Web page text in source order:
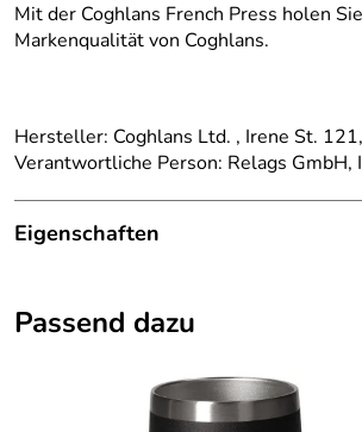
Mit der Coghlans French Press holen
Markenqualität von Coghlans.
Hersteller: Coghlans Ltd. , Irene St.
Verantwortliche Person: Relags
Eigenschaften
Gewicht:
530 g
Kaffeemaschine,
Coghlans
Passend dazu